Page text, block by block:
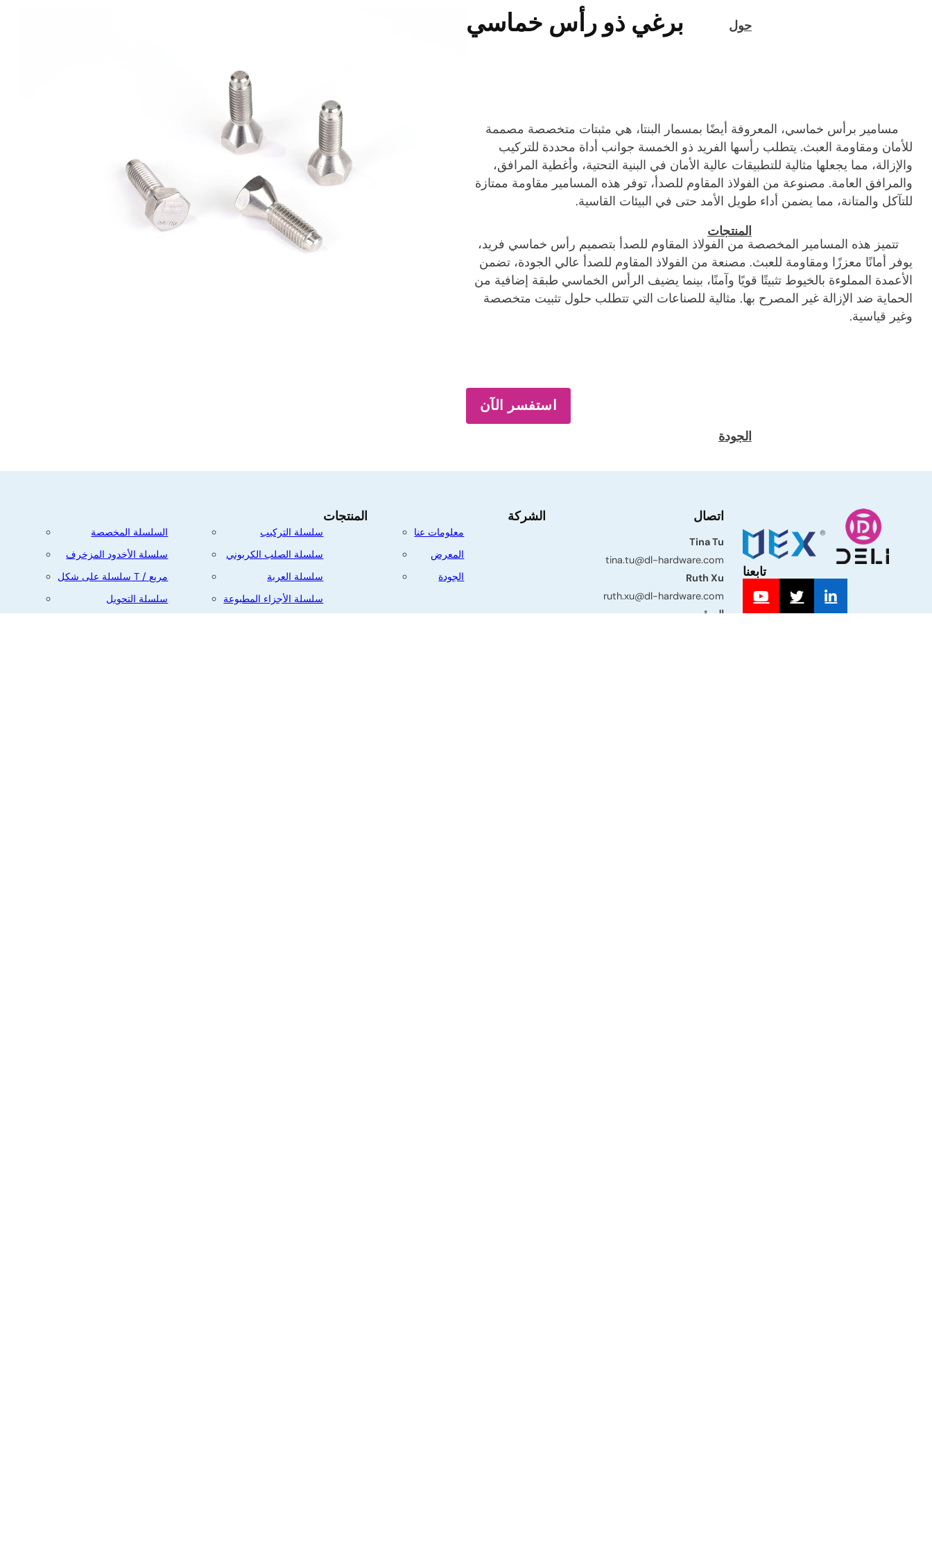
حول
المنتجات
الجودة
برغي ذو رأس خماسي
مسامير برأس خماسي، المعروفة أيضًا بمسمار البنتا، هي مثبتات متخصصة مصممة
للأمان ومقاومة العبث. يتطلب رأسها الفريد ذو الخمسة جوانب أداة محددة للتركيب
والإزالة، مما يجعلها مثالية للتطبيقات عالية الأمان في البنية التحتية، وأغطية المرافق،
والمرافق العامة. مصنوعة من الفولاذ المقاوم للصدأ، توفر هذه المسامير مقاومة ممتازة
للتآكل والمتانة، مما يضمن أداء طويل الأمد حتى في البيئات القاسية.
تتميز هذه المسامير المخصصة من الفولاذ المقاوم للصدأ بتصميم رأس خماسي فريد،
يوفر أمانًا معززًا ومقاومة للعبث. مصنعة من الفولاذ المقاوم للصدأ عالي الجودة، تضمن
الأعمدة المملوءة بالخيوط تثبيتًا قويًا وآمنًا، بينما يضيف الرأس الخماسي طبقة إضافية من
الحماية ضد الإزالة غير المصرح بها. مثالية للصناعات التي تتطلب حلول تثبيت متخصصة
وغير قياسية.
استفسر الآن
المنتجات
السلسلة المخصصة
سلسلة الأخدود المزخرف
سلسلة على شكل T / مربع
سلسلة التحويل
سلسلة التركيب
سلسلة الصلب الكربوني
سلسلة العربة
سلسلة الأجزاء المطبوعة
الشركة
معلومات عنا
المعرض
الجودة
اتصال
Tina Tu
tina.tu@dl-hardware.com
Ruth Xu
ruth.xu@dl-hardware.com
الموقع
تابعنا
البريد